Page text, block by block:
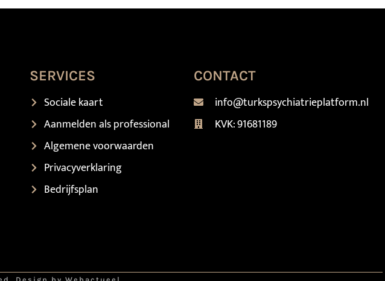
SERVICES
Sociale kaart
Aanmelden als professional
Algemene voorwaarden
Privacyverklaring
Bedrijfsplan
CONTACT
info@turkspsychiatrieplatform.nl
KVK: 91681189